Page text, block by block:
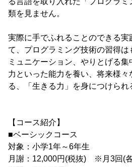
類を見ません。
実際に手でふれることのできる実
て、プログラミング技術の習得は
ミュニケーション、やりとげる
力といった能力を養い、将来様
る、「生きる力」を身につけられ
【コース紹介】
■ベーシックコース
対象：小学1年～6年生
月謝：12,000円(税抜) ※月3回(